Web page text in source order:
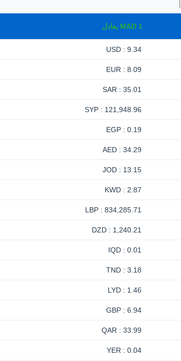
1
MAD يعادل
9.34 : USD
8.09 : EUR
35.01 : SAR
121,948.96 : SYP
0.19 : EGP
34.29 : AED
13.15 : JOD
2.87 : KWD
834,285.71 : LBP
1,240.21 : DZD
0.01 : IQD
3.18 : TND
1.46 : LYD
6.94 : GBP
33.99 : QAR
0.04 : YER